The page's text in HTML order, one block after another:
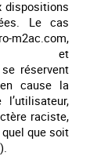
dispositions
Le cas
et
réservent
cause la
raciste,
que soit